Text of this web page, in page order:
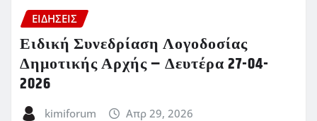
ΕΙΔΗΣΕΙΣ
Ειδική Συνεδρίαση Λογοδοσίας
Δημοτικής Αρχής – Δευτέρα 27-04-
2026
kimiforum Απρ 29, 2026